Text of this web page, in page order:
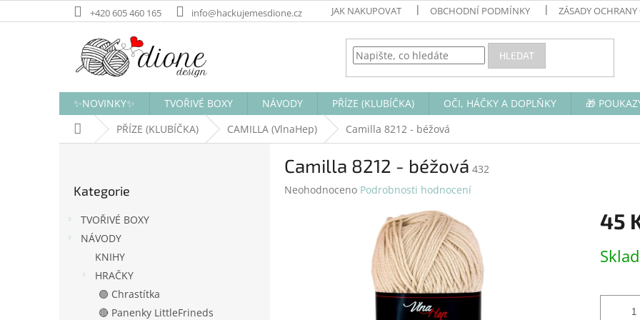
na
+420 605 460 165 info@hackujemesdione.cz JAK NAKUPOVAT OBCHODNÍ PODMÍNKY ZÁSADY OCHRANY
HLEDAT
✨NOVINKY✨ TVOŘIVÉ BOXY NÁVODY PŘÍZE (KLUBÍČKA) OČI, HÁČKY A DOPLŇKY 🎁
Domů PŘÍZE (KLUBÍČKA) CAMILLA (VlnaHep) Camilla 8212 - béžová
kategorie
Kategorie
TVOŘIVÉ BOXY
NÁVODY
KNIHY
HRAČKY
🟣 Chrastítka
🔴 Panenky LittleFrineds
Camilla 8212 - béžová 432
Průměrné
Neohodnoceno Podrobnosti hodnocení
45
cena: